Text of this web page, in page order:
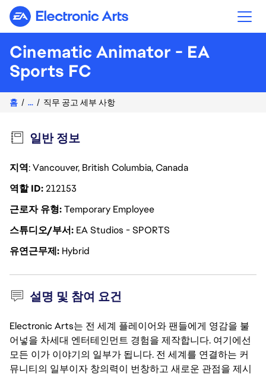
Electronic Arts
Cinematic Animator - EA
Sports FC
홈 ... 직무 공고 세부 사항
일반 정보
지역: Vancouver, British Columbia, Canada
역할 ID212153
근로자 유형Temporary Employee
스튜디오/부서 EA Studios - SPORTS
유연근무제 Hybrid
설명 및 참여 요건
Electronic Arts는 전 세계 플레이어와 팬들에게 영감을 불
어넣을 차세대 엔터테인먼트 경험을 제작합니다. 여기에선
모든 이가 이야기의 일부가 됩니다. 전 세계를 연결하는 커
뮤니티의 일부이자 창의력이 번창하고 새로운 관점을 제시